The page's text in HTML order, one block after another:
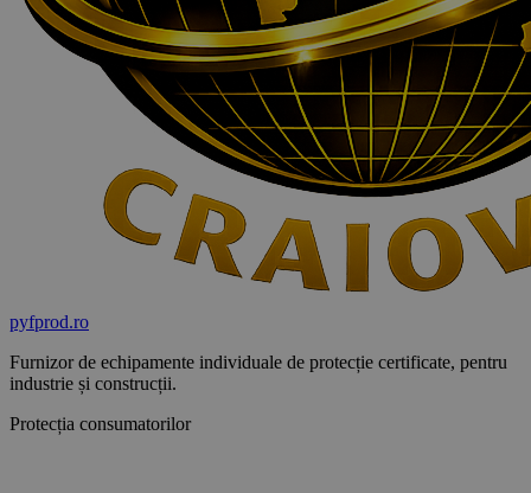
pyfprod.ro
Furnizor de echipamente individuale de protecție certificate, pentru
industrie și construcții.
Protecția consumatorilor